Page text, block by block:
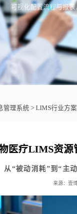
可视化配置流程与报
管理系统 > LIMS行业方案
医疗LIMS资源
从“被动消耗”到“主
来源：壹